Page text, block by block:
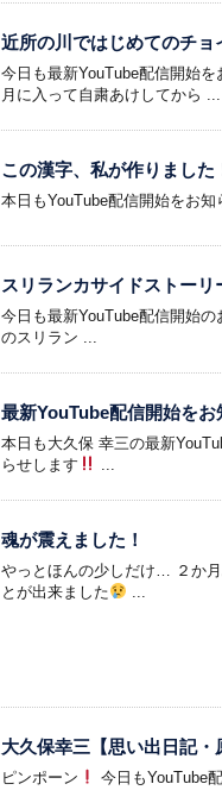
近所の川ではじめてのチョ
今日も最新YouTube配信開始を
月に入って自粛あけしてから ...
この漢字、私が作りました
本日もYouTube配信開始をお知
スリランカサイドストーリ
今日も最新YouTube配信開始の
のスリラン ...
最新YouTube配信開始をお
本日も大久保 幸三の最新
らせします
魂が震えました！
やっとほんの少しだけ… ２か
とが出来ました
大久保幸三【思い出日記・
ピンポーン 今日もYouTube